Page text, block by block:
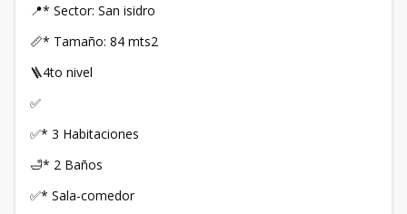
📍* Sector: San isidro
📏* Tamaño: 84 mts2
🪜4to nivel
✅
✅* 3 Habitaciones
🛁* 2 Baños
✅* Sala-comedor